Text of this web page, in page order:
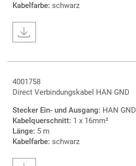
Kabelfarbe: schwarz
4001758
Direct Verbindungskabel HAN GND
Stecker Ein- und Ausgang: HAN GND
Kabelquerschnitt: 1 x 16mm²
Länge: 5 m
Kabelfarbe: schwarz